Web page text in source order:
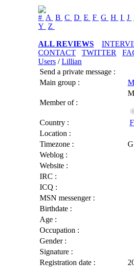
# A B C D E F G H I J
Y Z
ALL REVIEWS
CONTACT
TWITTER
Users /Lillian
Send a private message :
Main group :
Member of :
Country :
Location :
Timezone :
Weblog :
Website :
IRC :
ICQ :
MSN messenger :
Birthdate :
Age :
Occupation :
Gender :
Signature :
Registration date :